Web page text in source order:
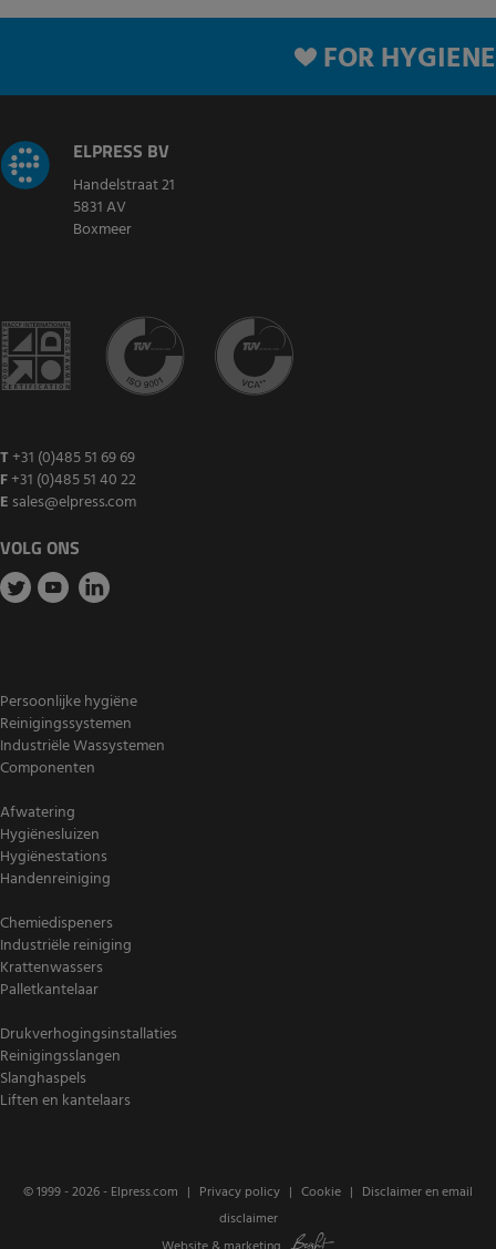
FOR HYGIENE
ELPRESS BV
Handelstraat 21
5831 AV
Boxmeer
T +31 (0)485 51 69 69
F+31 (0)485 51 40 22
E sales@elpress.com
VOLG ONS
Persoonlijke hygiëne
Reinigingssystemen
Industriële Wassystemen
Componenten
Afwatering
Hygiënesluizen
Hygiënestations
Handenreiniging
Chemiedispeners
Industriële reiniging
Krattenwassers
Palletkantelaar
Drukverhogingsinstallaties
Reinigingsslangen
Slanghaspels
Liften en kantelaars
© 1999 - 2026 - Elpress.com Privacy policy Cookie
Disclaimer en email
disclaimer